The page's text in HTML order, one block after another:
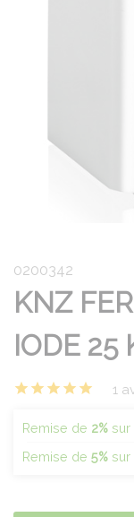
0200342
KNZ
IODE 25
1
Remise de 2% sur
Remise de 5% sur